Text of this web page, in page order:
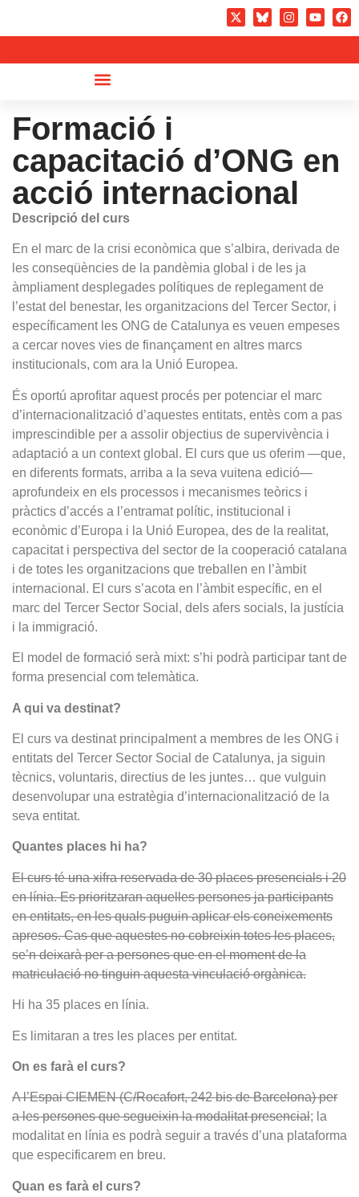
Formació i
capacitació d’ONG en
acció internacional
Descripció del curs
En el marc de la crisi econòmica que s’albira, derivada de
les conseqüències de la pandèmia global i de les ja
àmpliament desplegades polítiques de replegament de
l’estat del benestar, les organitzacions del Tercer Sector, i
específicament les ONG de Catalunya es veuen empeses
a cercar noves vies de finançament en altres marcs
institucionals, com ara la Unió Europea.
És oportú aprofitar aquest procés per potenciar el marc
d’internacionalització d’aquestes entitats, entès com a pas
imprescindible per a assolir objectius de supervivència i
adaptació a un context global. El curs que us oferim —que,
en diferents formats, arriba a la seva vuitena edició—
aprofundeix en els processos i mecanismes teòrics i
pràctics d’accés a l’entramat polític, institucional i
econòmic d’Europa i la Unió Europea, des de la realitat,
capacitat i perspectiva del sector de la cooperació catalana
i de totes les organitzacions que treballen en l’àmbit
internacional. El curs s’acota en l’àmbit específic, en el
marc del Tercer Sector Social, dels afers socials, la justícia
i la immigració.
El model de formació serà mixt: s’hi podrà participar tant de
forma presencial com telemàtica.
A qui va destinat?
El curs va destinat principalment a membres de les ONG i
entitats del Tercer Sector Social de Catalunya, ja siguin
tècnics, voluntaris, directius de les juntes… que vulguin
desenvolupar una estratègia d’internacionalització de la
seva entitat.
Quantes places hi ha?
El curs té una xifra reservada de 30 places presencials i 20
en línia. Es prioritzaran aquelles persones ja participants
en entitats, en les quals puguin aplicar els coneixements
apresos. Cas que aquestes no cobreixin totes les places,
se’n deixarà per a persones que en el moment de la
matriculació no tinguin aquesta vinculació orgànica.
Hi ha 35 places en línia.
Es limitaran a tres les places per entitat.
On es farà el curs?
A l’Espai CIEMEN (C/Rocafort, 242 bis de Barcelona) per
a les persones que segueixin la modalitat presencial; la
modalitat en línia es podrà seguir a través d’una plataforma
que especificarem en breu.
Quan es farà el curs?